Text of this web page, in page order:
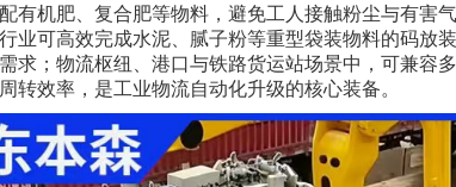
有机肥、复合肥等物料，避免工人接触粉尘与有害
业可高效完成水泥、腻子粉等重型袋装物料的码放
求；物流枢纽、港口与铁路货运站场景中，可兼容
转效率，是工业物流自动化升级的核心装备。